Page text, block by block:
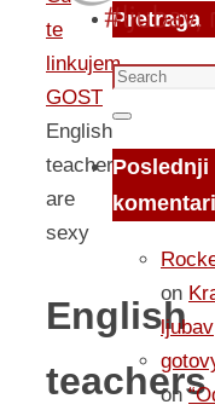
te
linkujem...
GOST
English
teachers
are
sexy
English
teachers
Pretraga
Search
for:
Search
Poslednji
komentari
on
ljubav
on